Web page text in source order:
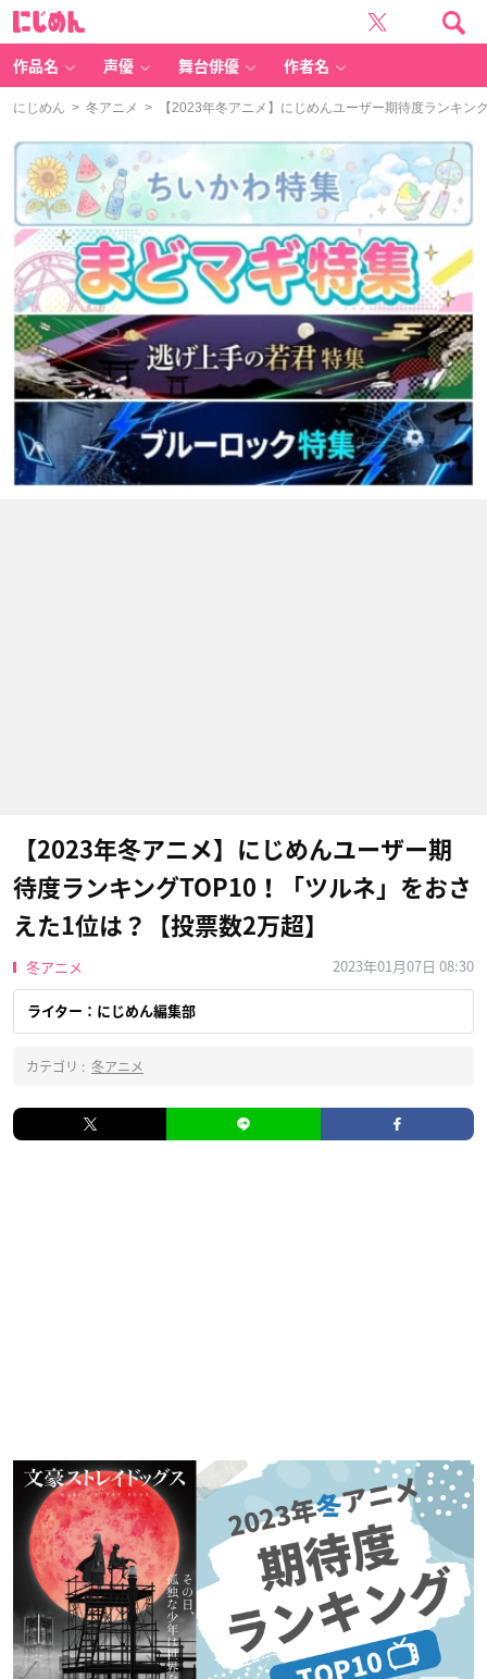
作品名 声優 舞台俳優 作者名
にじめん > 冬アニメ > 【2023年冬アニメ】にじめんユーザー期待度ランキン
【2023年冬アニメ】にじめんユーザー期
待度ランキングTOP10！「ツルネ」をおさ
えた1位は？【投票数2万超】
冬アニメ 2023年01月07日 08:30
ライター：にじめん編集部
カテゴリ : 冬アニメ